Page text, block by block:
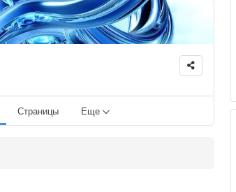
Страницы Еще